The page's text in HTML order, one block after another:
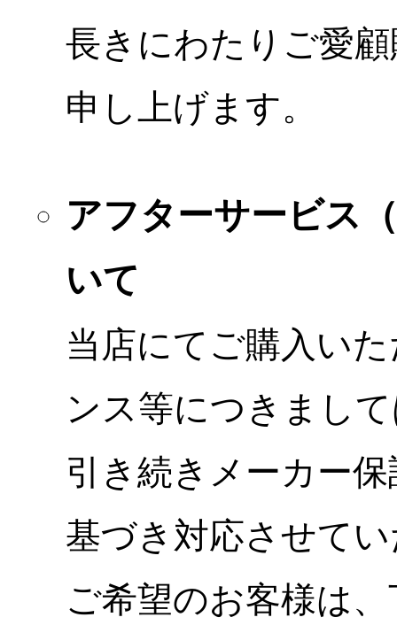
長きにわたりご愛
申し上げます。
アフターサービス
いて
当店にてご購入い
ンス等につきまし
引き続きメーカー
基づき対応させて
ご希望のお客様は